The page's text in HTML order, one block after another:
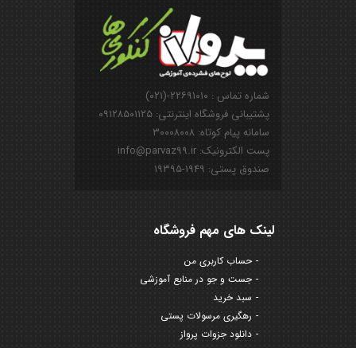
شماره تماس : ۲۲۶۹۱۰۱۰-(۰۲۱)
پشتیبانی فروشگاه اینترنتی: ۰۹۱۲۸۵۰۱۱۲۵
سامانه پیام کوتاه: ۳۰۰۰۸۰۰۸
پست الکترونیک: info@parvaz99.ir
صندوق پستی: ۱۹۴۹-۱۹۳۹۵
لینک های مهم فروشگاه
حساب کاربری من
جست و جو در منابع آموزشی
سبد خرید
رهگیری مرسولات پستی
دانلود جزوات پرواز